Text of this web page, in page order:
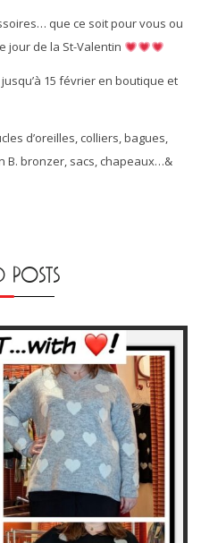
que ce soit pour vous ou
jour de la St-Valentin
jusqu’à 15 février en boutique et
d’oreilles, colliers, bagues,
B. bronzer, sacs, chapeaux…&
POSTS